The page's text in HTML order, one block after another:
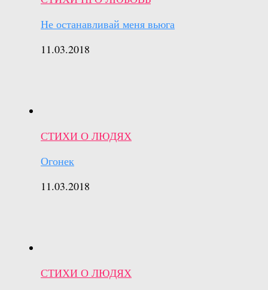
Не останавливай меня вьюга
11.03.2018
СТИХИ О ЛЮДЯХ
Огонек
11.03.2018
СТИХИ О ЛЮДЯХ